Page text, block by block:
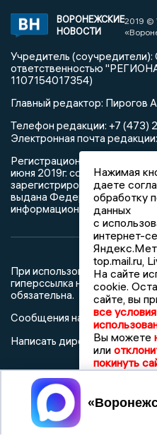
ВОРОНЕЖСКИЕ
НОВОСТИ
2019 ©
Учредитель
ответственностью
1107154017354)
Главный редактор: Пирогов
Телефон редакции: +7 (473)
Электронная почта редакции:
Регистрационный номер:
июня 2019г. согласно выписке
зарегистрированных
выдана Федеральной
информационных
При использовании любого
гиперссылка на Сетевое
обязательна.
Сообщения на сером фоне
Написать директору в
О холдинге
Дежурный по новостям
Нажимая
даете
обработку
данных
с
интернет-
top.mail.ru,
На сайте
cookie.
сайте, вы
все условия
Вы можете
или
покинуть